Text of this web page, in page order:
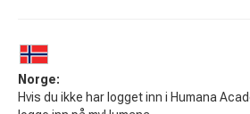
Norge:
Hvis du ikke har logget inn i Humana